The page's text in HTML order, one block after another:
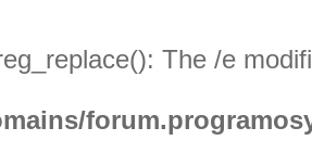
The /e